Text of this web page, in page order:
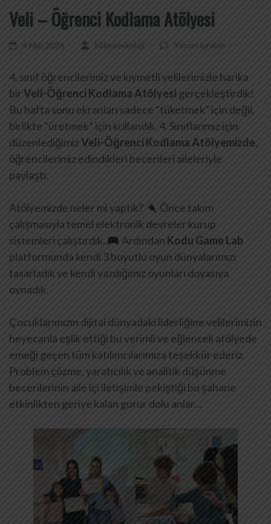
Veli – Öğrenci Kodlama Atölyesi
4 Mar,2026 bilimsevkoleji Yorum bırakın
4. sınıf öğrencilerimiz ve kıymetli velilerimizle harika
birVeli-Öğrenci Kodlama Atölyesi gerçekleştirdik!
Bu hafta sonu ekranları sadece “tüketmek” için değil,
birlikte “üretmek” için kullandık. 4. Sınıflarımız için
düzenlediğimizVeli-Öğrenci Kodlama Atölyemizde,
öğrencilerimiz edindikleri becerileri aileleriyle
paylaştı.
Atölyemizde neler mi yaptık?
Önce takım
çalışmasıyla temel elektronik devreler kurup
sistemleri çalıştırdık.
Ardından Kodu Game Lab
platformunda kendi 3 boyutlu oyun dünyalarımızı
tasarladık ve kendi yazdığımız oyunları doyasıya
oynadık.
Çocuklarımızın dijital dünyadaki liderliğine velilerimizin
heyecanla eşlik ettiği bu verimli ve eğlenceli atölyede
emeği geçen tüm katılımcılarımıza teşekkür ederiz.
Problem çözme, yaratıcılık ve analitik düşünme
becerilerinin aile içi iletişimle pekiştiği bu şahane
etkinlikten geriye kalan gurur dolu anlar…